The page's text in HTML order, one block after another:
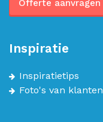
Offerte aanvragen
Inspiratie
Inspiratietips
Foto's van klanten